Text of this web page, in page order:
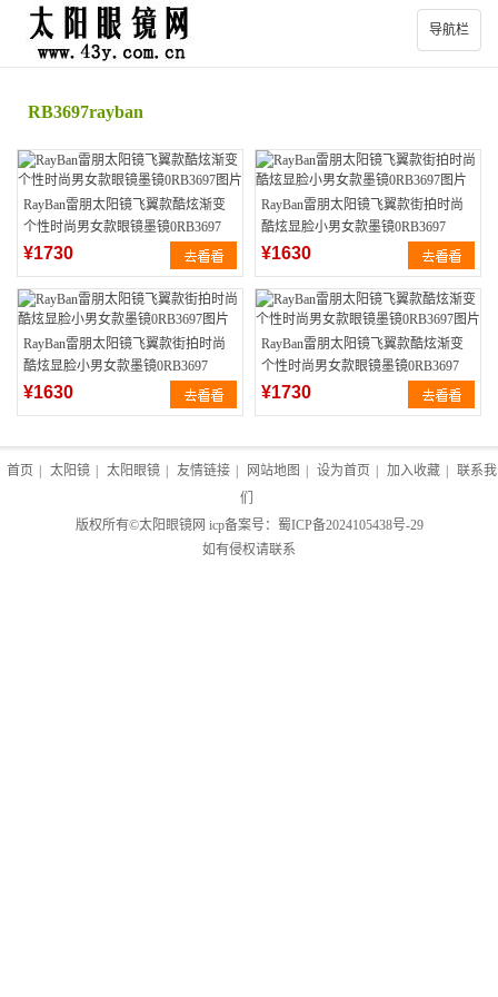
导航栏
RB3697rayban
RayBan雷朋太阳镜飞翼款酷炫渐变
个性时尚男女款眼镜墨镜0RB3697
¥1730
RayBan雷朋太阳镜飞翼款街拍时尚
酷炫显脸小男女款墨镜0RB3697
¥1630
RayBan雷朋太阳镜飞翼款街拍时尚
酷炫显脸小男女款墨镜0RB3697
¥1630
RayBan雷朋太阳镜飞翼款酷炫渐变
个性时尚男女款眼镜墨镜0RB3697
¥1730
首页 太阳镜 太阳眼镜 友情链接 网站地图 设为首页 加入收藏
联系我
们
版权所有©太阳眼镜网 icp备案号： 蜀ICP备2024105438号-29
如有侵权请联系